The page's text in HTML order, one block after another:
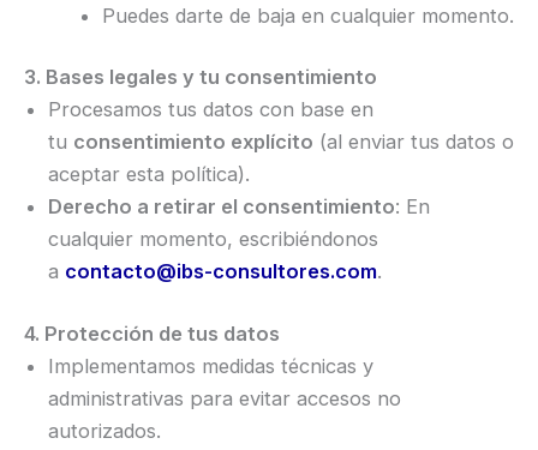
Puedes darte de baja en cualquier momento.
3. Bases legales y tu consentimiento
Procesamos tus datos con base en
tu consentimiento explícito (al enviar tus datos o
aceptar esta política).
Derecho a retirar el consentimiento: En
cualquier momento, escribiéndonos
a contacto@ibs-consultores.com.
4. Protección de tus datos
Implementamos medidas técnicas y
administrativas para evitar accesos no
autorizados.